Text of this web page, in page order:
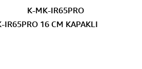
K-MK-IR65PRO
IR65PRO 16 CM KAPAKLI